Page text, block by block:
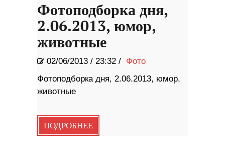
Фотоподборка дня,
2.06.2013, юмор,
животные
02/06/2013 / 23:32 / Фото
Фотоподборка дня, 2.06.2013, юмор,
животные
ПОДРОБНЕЕ